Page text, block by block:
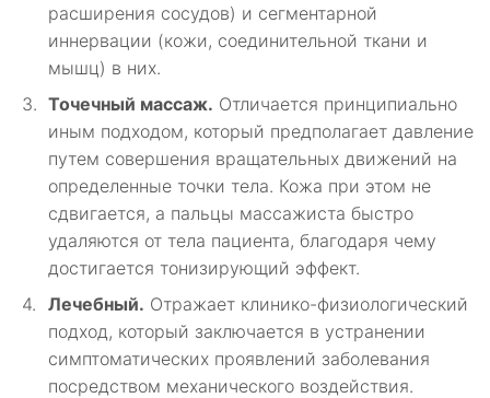
расширения сосудов) и сегментарной
иннервации (кожи, соединительной ткани и
мышц) в них.
Точечный массаж. Отличается принципиально
иным подходом, который предполагает давление
путем совершения вращательных движений на
определенные точки тела. Кожа при этом не
сдвигается, а пальцы массажиста быстро
удаляются от тела пациента, благодаря чему
достигается тонизирующий эффект.
Лечебный. Отражает клинико-физиологический
подход, который заключается в устранении
симптоматических проявлений заболевания
посредством механического воздействия.